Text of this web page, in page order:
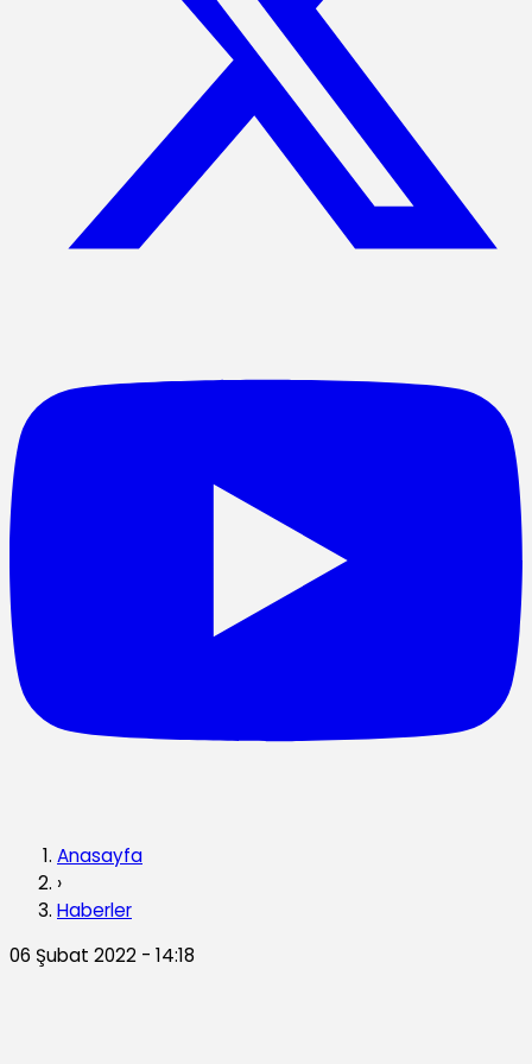
Anasayfa
›
Haberler
06 Şubat 2022 - 14:18